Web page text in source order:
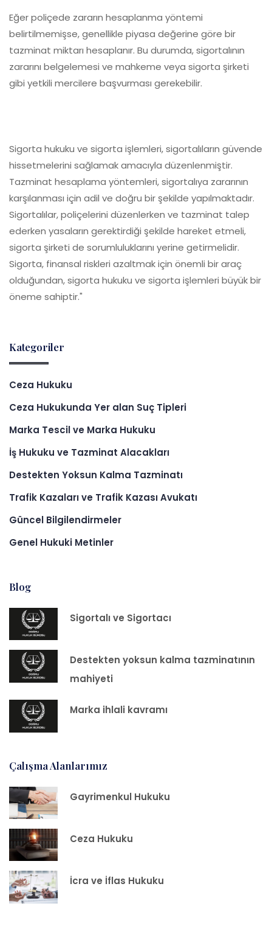
Eğer poliçede zararın hesaplanma yöntemi
belirtilmemişse, genellikle piyasa değerine göre bir
tazminat miktarı hesaplanır. Bu durumda, sigortalının
zararını belgelemesi ve mahkeme veya sigorta şirketi
gibi yetkili mercilere başvurması gerekebilir.
Sigorta hukuku ve sigorta işlemleri, sigortalıların güvende
hissetmelerini sağlamak amacıyla düzenlenmiştir.
Tazminat hesaplama yöntemleri, sigortalıya zararının
karşılanması için adil ve doğru bir şekilde yapılmaktadır.
Sigortalılar, poliçelerini düzenlerken ve tazminat talep
ederken yasaların gerektirdiği şekilde hareket etmeli,
sigorta şirketi de sorumluluklarını yerine getirmelidir.
Sigorta, finansal riskleri azaltmak için önemli bir araç
olduğundan, sigorta hukuku ve sigorta işlemleri büyük bir
öneme sahiptir."
Kategoriler
Ceza Hukuku
Ceza Hukukunda Yer alan Suç Tipleri
Marka Tescil ve Marka Hukuku
İş Hukuku ve Tazminat Alacakları
Destekten Yoksun Kalma Tazminatı
Trafik Kazaları ve Trafik Kazası Avukatı
Güncel Bilgilendirmeler
Genel Hukuki Metinler
Blog
Sigortalı ve Sigortacı
Destekten yoksun kalma tazminatının
mahiyeti
Marka ihlali kavramı
Çalışma Alanlarımız
Gayrimenkul Hukuku
Ceza Hukuku
İcra ve İflas Hukuku